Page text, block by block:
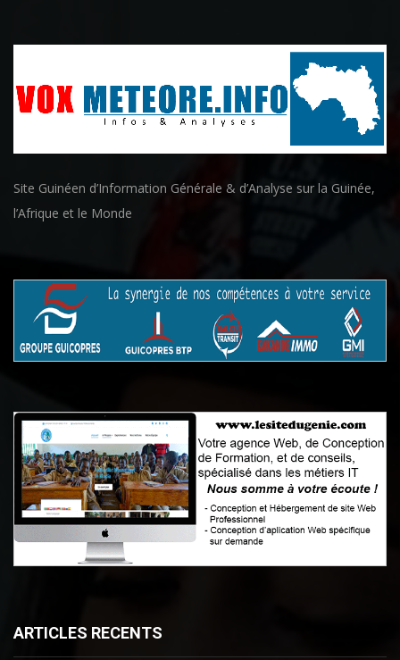
Site Guinéen d’Information Générale & d’Analyse sur la Guinée,
l’Afrique et le Monde
ARTICLES RECENTS